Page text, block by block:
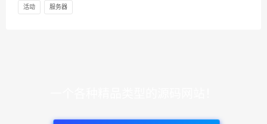
活动 服务器